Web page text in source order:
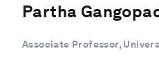
Partha
Associate Professor,